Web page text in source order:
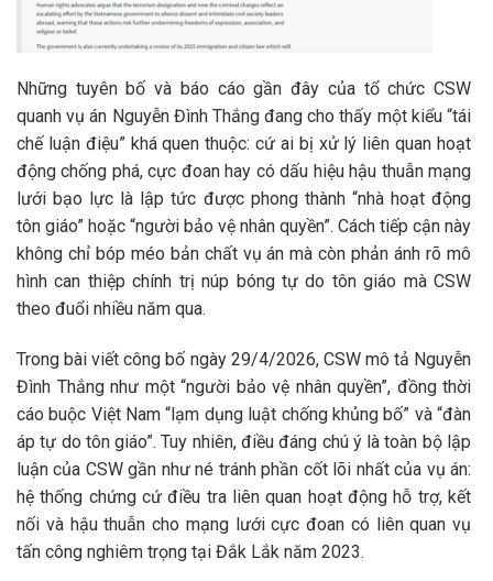
Những tuyên bố và báo cáo gần đây của tổ chức CSW
quanh vụ án Nguyễn Đình Thắng đang cho thấy một kiểu “tái
chế luận điệu” khá quen thuộc: cứ ai bị xử lý liên quan hoạt
động chống phá, cực đoan hay có dấu hiệu hậu thuẫn mạng
lưới bạo lực là lập tức được phong thành “nhà hoạt động
tôn giáo” hoặc “người bảo vệ nhân quyền”. Cách tiếp cận này
không chỉ bóp méo bản chất vụ án mà còn phản ánh rõ mô
hình can thiệp chính trị núp bóng tự do tôn giáo mà CSW
theo đuổi nhiều năm qua.
Trong bài viết công bố ngày 29/4/2026, CSW mô tả Nguyễn
Đình Thắng như một “người bảo vệ nhân quyền”, đồng thời
cáo buộc Việt Nam “lạm dụng luật chống khủng bố” và “đàn
áp tự do tôn giáo”. Tuy nhiên, điều đáng chú ý là toàn bộ lập
luận của CSW gần như né tránh phần cốt lõi nhất của vụ án:
hệ thống chứng cứ điều tra liên quan hoạt động hỗ trợ, kết
nối và hậu thuẫn cho mạng lưới cực đoan có liên quan vụ
tấn công nghiêm trọng tại Đắk Lắk năm 2023.